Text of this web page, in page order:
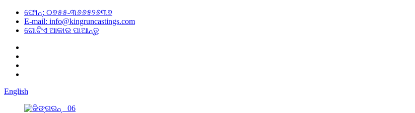
ଫୋନ୍: ୦୭୫୫-୩୬୬୫୨୬୩୭
E-mail: info@kingruncastings.com
ଗୋଟିଏ ଆକାର ପାଆନ୍ତୁ
English